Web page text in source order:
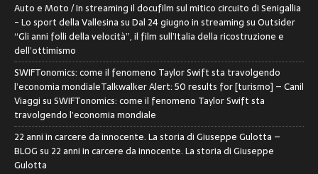
Auto e Moto / In streaming il docufilm sul mitico circuito di Senigallia
- Lo sport della VallesinasuDal 24 giugno in streaming su Outsider
“Gli anni folli della velocità”, il film sull’Italia della ricostruzione e
dell’ottimismo
SWIFTonomics: come il fenomeno Taylor Swift sta travolgendo
l’economia mondialeTalkwalker Alert: 50 results for [turismo] – Canil
ViaggisuSWIFTonomics: come il fenomeno Taylor Swift sta
travolgendo l’economia mondiale
22 anni in carcere da innocente. La storia di Giuseppe Gulotta –
BLOGsu 22 anni in carcere da innocente. La storia di Giuseppe
Gulotta